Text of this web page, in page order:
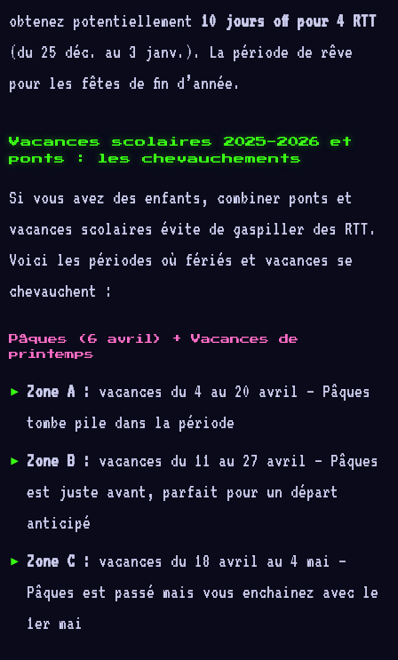
obtenez potentiellement 10 jours off pour 4 RTT
(du 25 déc. au 3 janv.). La période de rêve
pour les fêtes de fin d’année.
Vacances scolaires 2025-2026 et
ponts : les chevauchements
Si vous avez des enfants, combiner ponts et
vacances scolaires évite de gaspiller des RTT.
Voici les périodes où fériés et vacances se
chevauchent :
Pâques (6 avril) + Vacances de
printemps
Zone A : vacances du 4 au 20 avril — Pâques
tombe pile dans la période
Zone B : vacances du 11 au 27 avril — Pâques
est juste avant, parfait pour un départ
anticipé
Zone C : vacances du 18 avril au 4 mai —
Pâques est passé mais vous enchainez avec le
1er mai